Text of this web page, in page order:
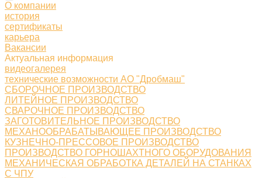
О компании
история
сертификаты
карьера
Вакансии
Актуальная информация
видеогалерея
технические возможности АО "Дробмаш"
СБОРОЧНОЕ ПРОИЗВОДСТВО
ЛИТЕЙНОЕ ПРОИЗВОДСТВО
СВАРОЧНОЕ ПРОИЗВОДСТВО
ЗАГОТОВИТЕЛЬНОЕ ПРОИЗВОДСТВО
МЕХАНООБРАБАТЫВАЮЩЕЕ ПРОИЗВОДСТВО
КУЗНЕЧНО-ПРЕССОВОЕ ПРОИЗВОДСТВО
ПРОИЗВОДСТВО ГОРНОШАХТНОГО ОБОРУДОВАНИЯ
МЕХАНИЧЕСКАЯ ОБРАБОТКА ДЕТАЛЕЙ НА СТАНКАХ
С ЧПУ